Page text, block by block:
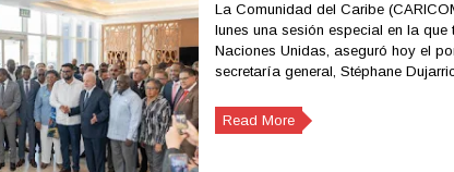
La Comunidad del Caribe
lunes una sesión especial en la que
Naciones Unidas, aseguró hoy el
secretaría general, Stéphane
Read More